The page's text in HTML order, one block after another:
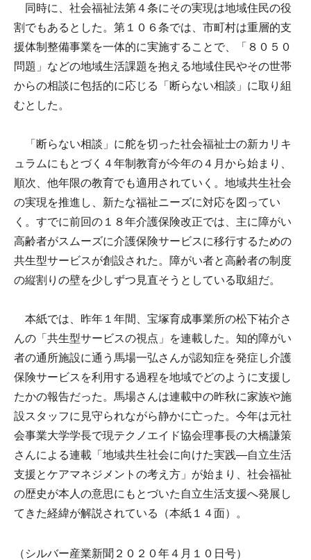
同時に、社会福祉法第４条にその実現は地域住民の役
割でもあるとした。第１０６条では、市町村は重層的支
援体制整備事業を一体的に実施することで、「８０５０
問題」などの地域生活課題を抱える地域住民やその世帯
からの相談に包括的に応じる「断らない相談」に取り組
むとした。
「断らない相談」に舵を切った社会福祉士の新カリキ
ュラムにもとづく４年制教育が今年の４月から始まり、
順次、他年限の教育でも適用されていく。地域共生社会
の実現を推進し、新たな福祉ニーズに対応を図ってい
く。すでに前回の１８年介護保険改正では、主に障がい
高齢者がスムーズに介護保険サービスに移行するための
共生型サービスが創設された。障がい者と高齢者の制度
の縦割りの壁を少しずつ見直そうとしている取組だ。
本紙では、昨年１年間、宝塚育成事業所の松下祐介さ
んの「共生型サービスの視点」を連載した。知的障がい
者の通所施設に通う馬場一弘さんが認知症を発症し介護
保険サービスを利用する過程を地域でどのように支援し
たかの報告だった。馬場さんは連載中の昨秋に家族や施
設スタッフに見守られながら静かに亡った。今年は元社
会事業大学学長で現テクノエイド協会理事長の大橋謙策
さんによる連載「地域共生社会に向けた実践―自立生活
支援とケアマネジメントの考え方」が始まり、社会福祉
の歴史が本人の意思にもとづいた自立生活支援へ発展し
てきた経緯が解説されている（本紙１４面）。
（シルバー産業新聞２０２０年４月１０日号）